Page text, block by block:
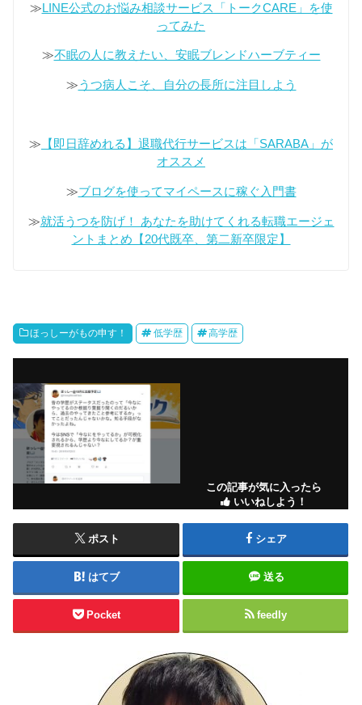
≫LINE公式のお悩み相談サービス「トークCARE」を使
ってみた
≫不眠の人に教えたい、安眠ブレンドハーブティー
≫うつ病人こそ、自分の長所に注目しよう
≫ 【即日辞めれる】退職代行サービスは「SARABA」が
オススメ
≫ブログを使ってマイペースに稼ぐ入門書
≫就活うつを防げ！ あなたを助けてくれる転職エージェ
ントまとめ【20代既卒、第二新卒限定】
ほっしーがもの申す！ 低学歴 高学歴
この記事が気に入ったら
いいねしよう！
ポスト シェア
はてブ 送る
Pocket feedly